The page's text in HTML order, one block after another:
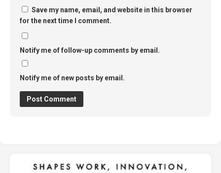
Save my name, email, and website in this browser
for the next time I comment.
Notify me of follow-up comments by email.
Notify me of new posts by email.